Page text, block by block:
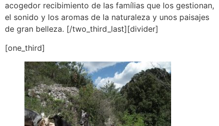
acogedor recibimiento de las famílias que los gestionan,
el sonido y los aromas de la naturaleza y unos paisajes
de gran belleza. [/two_third_last][divider]
[one_third]